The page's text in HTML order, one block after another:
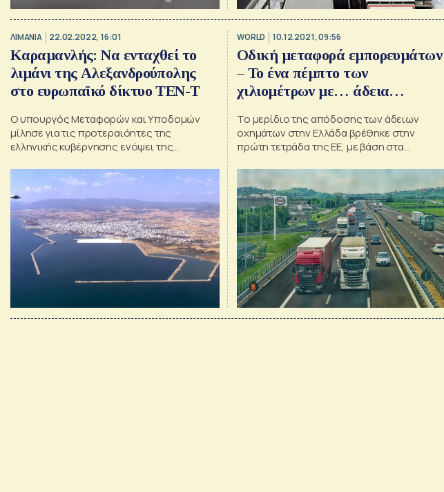
ΛΙΜΑΝΙΑ 22.02.2022, 16:01
Καραμανλής: Να ενταχθεί το
λιμάνι της Αλεξανδρούπολης
στο ευρωπαϊκό δίκτυο ΤΕΝ-Τ
Ο υπουργός Μεταφορών και Υποδομών
μίλησε για τις προτεραιόητες της
ελληνικής κυβέρνησης ενόψει της
άτυπο συμβούλιο των υπουργών
Μεταφορών της ΕΕ
WORLD 10.12.2021, 09:56
Οδική μεταφορά εμπορευμάτων
– Το ένα πέμπτο των
χιλιομέτρων με… άδεια
Το μερίδιο της απόδοσης των άδειων
οχημάτων στην Ελλάδα βρέθηκε στην
πρώτη τετράδα της ΕΕ, με βάση στα